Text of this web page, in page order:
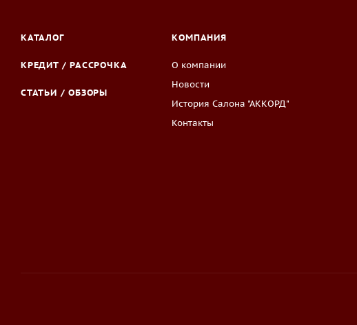
КАТАЛОГ
КРЕДИТ / РАССРОЧКА
СТАТЬИ / ОБЗОРЫ
КОМПАНИЯ
О компании
Новости
История Салона "АККОРД"
Контакты